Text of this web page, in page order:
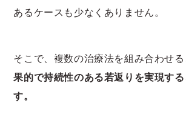
あるケースも少なくありません。
そこで、複数の治療法を組み合わせる
果的で持続性のある若返りを実現す
す。